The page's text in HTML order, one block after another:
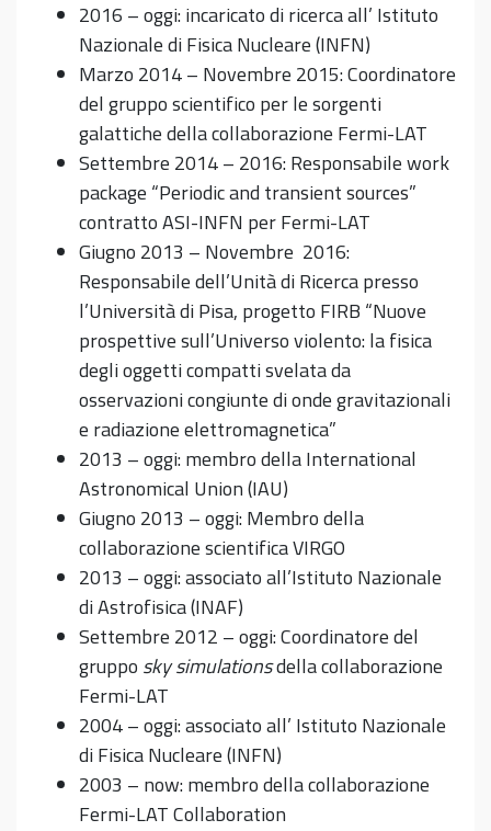
2016 – oggi: incaricato di ricerca all’ Istituto
Nazionale di Fisica Nucleare (INFN)
Marzo 2014 – Novembre 2015: Coordinatore
del gruppo scientifico per le sorgenti
galattiche della collaborazione Fermi-LAT
Settembre 2014 – 2016: Responsabile work
package “Periodic and transient sources”
contratto ASI-INFN per Fermi-LAT
Giugno 2013 – Novembre 2016:
Responsabile dell’Unità di Ricerca presso
l’Università di Pisa, progetto FIRB “Nuove
prospettive sull’Universo violento: la fisica
degli oggetti compatti svelata da
osservazioni congiunte di onde gravitazionali
e radiazione elettromagnetica”
2013 – oggi: membro della International
Astronomical Union (IAU)
Giugno 2013 – oggi: Membro della
collaborazione scientifica VIRGO
2013 – oggi: associato all’Istituto Nazionale
di Astrofisica (INAF)
Settembre 2012 – oggi: Coordinatore del
gruppo sky simulationsdella collaborazione
Fermi-LAT
2004 – oggi: associato all’ Istituto Nazionale
di Fisica Nucleare (INFN)
2003 – now: membro della collaborazione
Fermi-LAT Collaboration